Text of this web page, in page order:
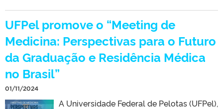
UFPel promove o “Meeting de
Medicina: Perspectivas para o Futuro
da Graduação e Residência Médica
no Brasil”
01/11/2024
A Universidade Federal de Pelotas (UFPel),